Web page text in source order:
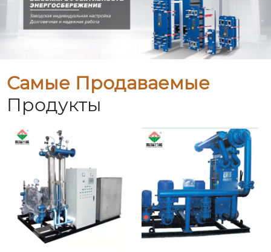
Самые Продаваемые
Продукты